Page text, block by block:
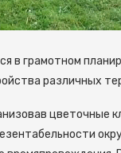
в грамотном
различных
цветочные